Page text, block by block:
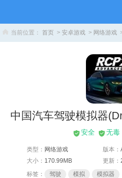
当前位置： 首页 > 安卓游戏 > 网络游戏
中国汽车驾驶模拟器
安全 无毒
类型： 网络游戏 版本：
大小： 170.99MB 更新：
标签：
驾驶 模拟 模拟器